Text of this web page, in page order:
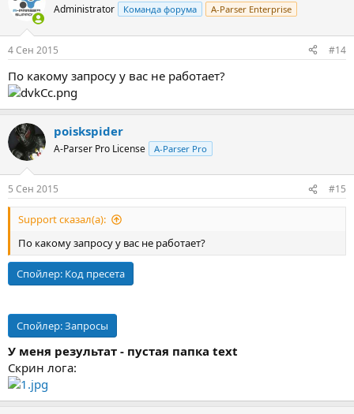
Administrator Команда форума A-Parser Enterprise
4 Сен 2015 #14
По какому запросу у вас не работает?
poiskspider
A-Parser Pro License A-Parser Pro
5 Сен 2015 #15
Support сказал(а):
По какому запросу у вас не работает?
Спойлер: Код пресета
Спойлер:Запросы
У меня результат - пустая папка text
Скрин лога: